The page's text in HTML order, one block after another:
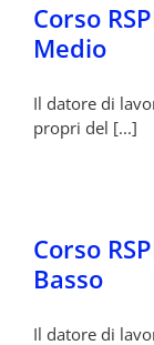
Corso
Medio
Il datore di
propri del [...]
Corso
Basso
Il datore di